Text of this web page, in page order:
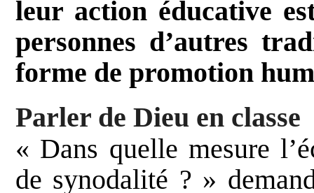
leur action éducative
personnes d’autres
forme de promotion
Parler de Dieu en classe
« Dans quelle mesure
de synodalité ? »